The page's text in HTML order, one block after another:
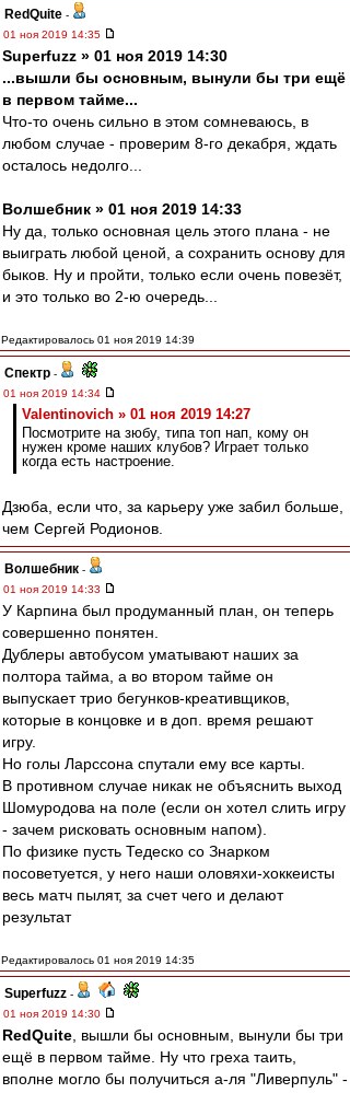
RedQuite -
01 ноя 2019 14:35
Superfuzz » 01 ноя 2019 14:30
...вышли бы основным, вынули бы три ещё
в первом тайме...
Что-то очень сильно в этом сомневаюсь, в
любом случае - проверим 8-го декабря, ждать
осталось недолго...
Волшебник » 01 ноя 2019 14:33
Ну да, только основная цель этого плана - не
выиграть любой ценой, а сохранить основу для
быков. Ну и пройти, только если очень повезёт,
и это только во 2-ю очередь...
Редактировалось 01 ноя 2019 14:39
Спектр -
01 ноя 2019 14:34
Valentinovich » 01 ноя 2019 14:27
Посмотрите на зюбу, типа топ нап, кому он
нужен кроме наших клубов? Играет только
когда есть настроение.
Дзюба, если что, за карьеру уже забил больше,
чем Сергей Родионов.
Волшебник -
01 ноя 2019 14:33
У Карпина был продуманный план, он теперь
совершенно понятен.
Дублеры автобусом уматывают наших за
полтора тайма, а во втором тайме он
выпускает трио бегунков-креативщиков,
которые в концовке и в доп. время решают
игру.
Но голы Ларссона спутали ему все карты.
В противном случае никак не объяснить выход
Шомуродова на поле (если он хотел слить игру
- зачем рисковать основным напом).
По физике пусть Тедеско со Знарком
посоветуется, у него наши оловяхи-хоккеисты
весь матч пылят, за счет чего и делают
результат
Редактировалось 01 ноя 2019 14:35
Superfuzz -
01 ноя 2019 14:30
RedQuite , вышли бы основным, вынули бы три
ещё в первом тайме. Ну что греха таить,
вполне могло бы получиться а-ля "Ливерпуль" -